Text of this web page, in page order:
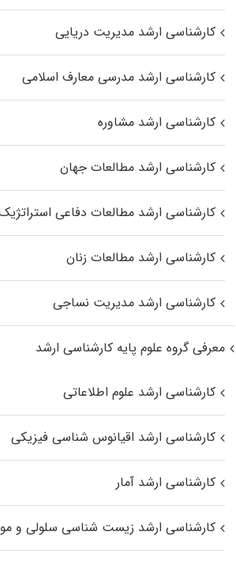
کارشناسی ارشد مدیریت دریایی
کارشناسی ارشد مدرسی معارف اسلامی
کارشناسی ارشد مشاوره
کارشناسی ارشد مطالعات جهان
کارشناسی ارشد مطالعات دفاعی
کارشناسی ارشد مطالعات زنان
کارشناسی ارشد مدیریت نساجی
معرفی گروه علوم پایه کارشناسی ارشد
کارشناسی ارشد علوم اطلاعاتی
کارشناسی ارشد اقیانوس‌ شناسی فیزیکی
کارشناسی ارشد آمار
کارشناسی ارشد زیست شناسی سلولی و